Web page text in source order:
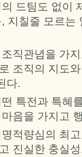
드팀도 없이
지칠줄 모르는
직관념을 가
조직의 지도
다.
특전과 특혜
음을 가지고
적량심의 최
진실한 충실